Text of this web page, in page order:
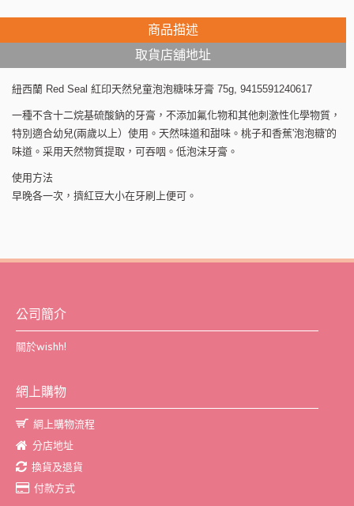
商品描述
取貨店舖地址
紐西蘭 Red Seal 紅印天然兒童泡泡糖味牙膏 75g, 9415591240617
一種不含十二烷基硫酸鈉的牙膏，不添加氟化物和其他刺激性化學物質，
特別適合幼兒(兩歲以上）使用。天然味道和甜味。桃子和香蕉'泡泡糖'的
味道。采用天然物質提取，可吞咽。低泡沫牙膏。
使用方法
早晚各一次，擠紅豆大小在牙刷上便可。
公司簡介
關於wishh!
網上購物
網上購物流程
分店地址
換貨及退貨
付款方式